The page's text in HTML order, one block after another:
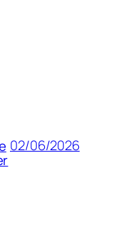
02/06/2026